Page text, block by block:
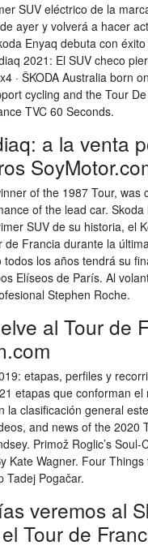
SUV eléctrico de la
ayer y volverá a hacer
Enyaq debuta con
2021: El SUV checo
· ŠKODA Australia born
cycling and the Tour
TVC 60 Seconds.
a la venta
of the 1987 Tour, was
of the lead car. Skoda
SUV de su historia, el
de Francia durante la
los años tendrá su
Elíseos de París. Al
Stephen Roche.
al Tour de
etapas, perfiles y
etapas que conforman el
la clasificación general
and news of the 2020
Primož Roglic’s Soul-
Kate Wagner. Four Things
Tadej Pogačar.
veremos al
Tour de